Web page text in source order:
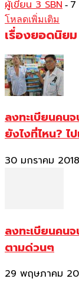
ผู้เขียน 3 SBN -
โหลดเพิ่มเติม
เรื่องยอดนิยม
ลงทะเบียนคน
ยังไงที่ไหน? ไ
30 มกราคม 2018
ลงทะเบียนคน
ตามด่วนๆ
29 พฤษภาคม